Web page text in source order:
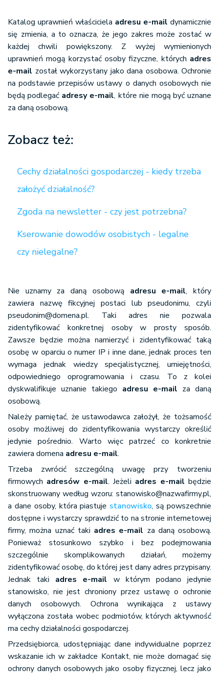
Katalog uprawnień właściciela adresu e-mail dynamicznie
się zmienia, a to oznacza, że jego zakres może zostać w
każdej chwili powiększony. Z wyżej wymienionych
uprawnień mogą korzystać osoby fizyczne, których adres
e-mail został wykorzystany jako dana osobowa. Ochronie
na podstawie przepisów ustawy o danych osobowych nie
będą podlegać adresy e-mail, które nie mogą być uznane
za daną osobową.
Zobacz też:
Cechy działalności gospodarczej - kiedy trzeba
założyć działalność?
Zgoda na newsletter - czy jest potrzebna?
Kserowanie dowodów osobistych - legalne
czy nielegalne?
Nie uznamy za daną osobową adresu e-mail, który
zawiera nazwę fikcyjnej postaci lub pseudonimu, czyli
pseudonim@domena.pl. Taki adres nie pozwala
zidentyfikować konkretnej osoby w prosty sposób.
Zawsze będzie można namierzyć i zidentyfikować taką
osobę w oparciu o numer IP i inne dane, jednak proces ten
wymaga jednak wiedzy specjalistycznej, umiejętności,
odpowiedniego oprogramowania i czasu. To z kolei
dyskwalifikuje uznanie takiego adresu e-mail za daną
osobową.
Należy pamiętać, że ustawodawca założył, że tożsamość
osoby możliwej do zidentyfikowania wystarczy określić
jedynie pośrednio. Warto więc patrzeć co konkretnie
zawiera domena adresu e-mail.
Trzeba zwrócić szczególną uwagę przy tworzeniu
firmowych adresów e-mail. Jeżeli adres e-mail będzie
skonstruowany według wzoru: stanowisko@nazwafirmy.pl,
a dane osoby, która piastuje stanowisko, są powszechnie
dostępne i wystarczy sprawdzić to na stronie internetowej
firmy, można uznać taki adres e-mail za daną osobową.
Ponieważ stosunkowo szybko i bez podejmowania
szczególnie skomplikowanych działań, możemy
zidentyfikować osobę, do której jest dany adres przypisany.
Jednak taki adres e-mail w którym podano jedynie
stanowisko, nie jest chroniony przez ustawę o ochronie
danych osobowych. Ochrona wynikająca z ustawy
wyłączona została wobec podmiotów, których aktywność
ma cechy działalności gospodarczej.
Przedsiębiorca, udostępniając dane indywidualne poprzez
wskazanie ich w zakładce Kontakt, nie może domagać się
ochrony danych osobowych jako osoby fizycznej, lecz jako